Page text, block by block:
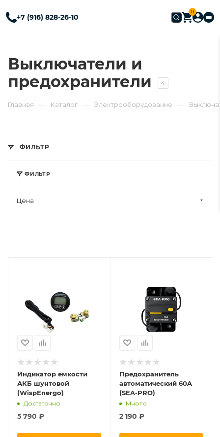
+7 (916) 828-26-10
0
Выключатели и
предохранители
4
Главная — Каталог — Электрооборудование —
ФИЛЬТР
ФИЛЬТР
Цена
Индикатор емкости
АКБ шунтовой
(WispEnergo)
Достаточно
5 790 ₽
Предохранитель
автоматический 60A
(SEA-PRO)
Много
2 190 ₽